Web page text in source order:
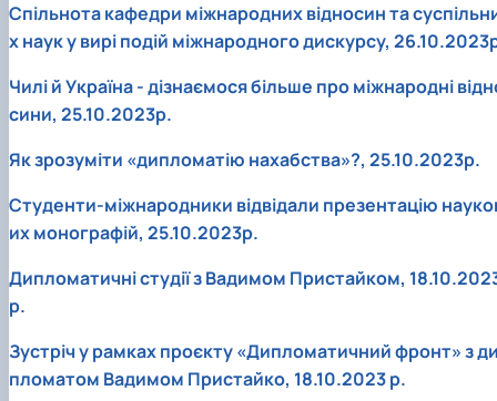
Спільнота кафедри міжнародних відносин та
х наук у вирі подій міжнародного дискурсу,
Чилі й Україна - дізнаємося більше про міжнародні
сини, 25.10.2023р.
Як зрозуміти «дипломатію нахабства»?, 25.10.2023р.
Студенти-міжнародники відвідали презентацію
их монографій, 25.10.2023р.
Дипломатичні студії з Вадимом Пристайком,
р.
Зустріч у рамках проєкту «Дипломатичний фронт» з
пломатом Вадимом Пристайко, 18.10.2023 р.